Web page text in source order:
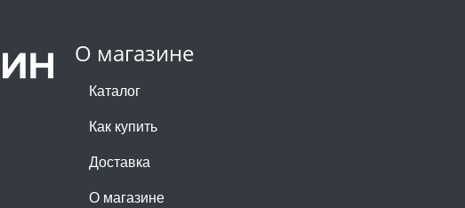
О магазине
Каталог
Как купить
Доставка
О магазине